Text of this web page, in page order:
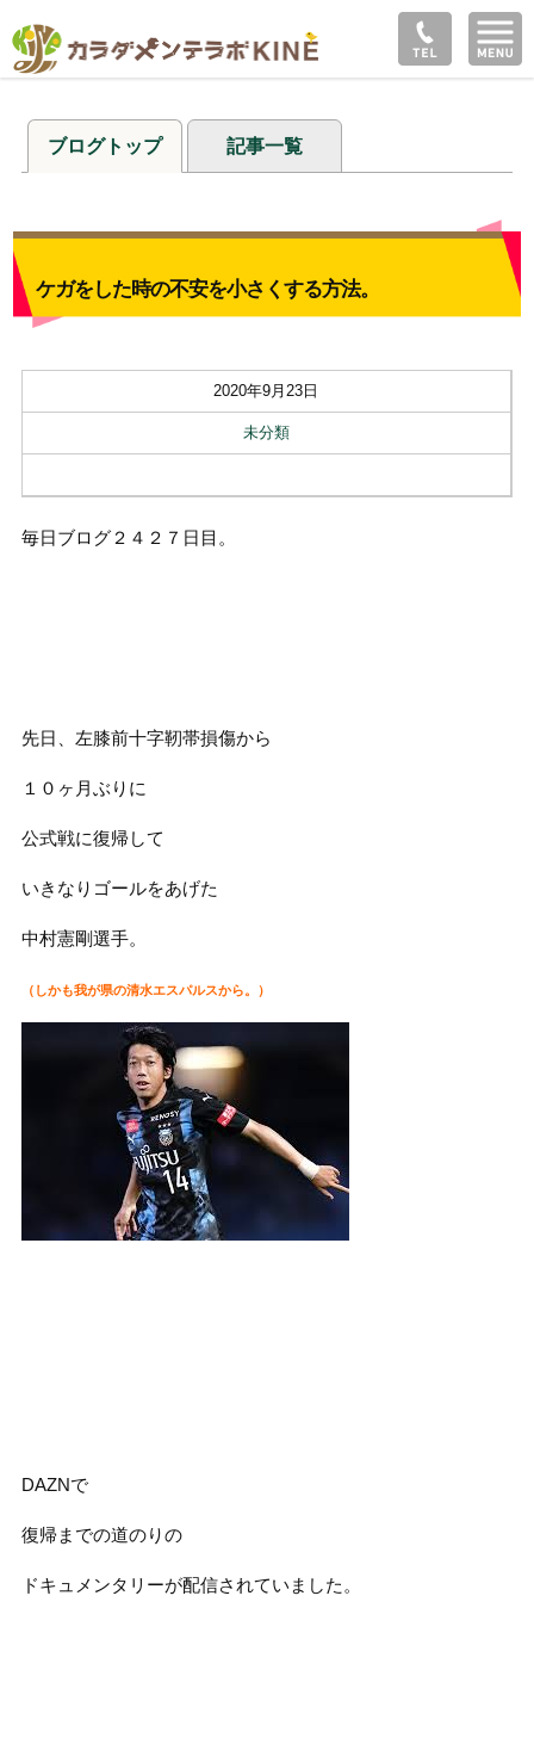
ブログトップ 記事一覧
ケガをした時の不安を小さくする方法。
2020年9月23日
未分類
毎日ブログ２４２７日目。
先日、左膝前十字靭帯損傷から
１０ヶ月ぶりに
公式戦に復帰して
いきなりゴールをあげた
中村憲剛選手。
（しかも我が県の清水エスパルスから。）
DAZNで
復帰までの道のりの
ドキュメンタリーが配信されていました。